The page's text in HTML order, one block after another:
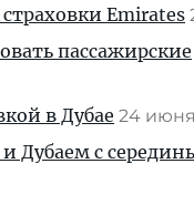
Emirates
пассажирские
в Дубае 24 июня
Дубаем с